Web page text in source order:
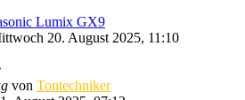
Lumix GX9
20. August 2025, 11:10
von Tontechniker